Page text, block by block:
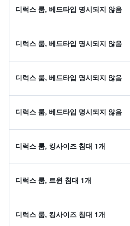
디럭스 룸, 베드타입 명시되지 않음
디럭스 룸, 베드타입 명시되지 않음
디럭스 룸, 베드타입 명시되지 않음
디럭스 룸, 베드타입 명시되지 않음
디럭스 룸, 킹사이즈 침대 1개
디럭스 룸, 트윈 침대 1개
디럭스 룸, 킹사이즈 침대 1개